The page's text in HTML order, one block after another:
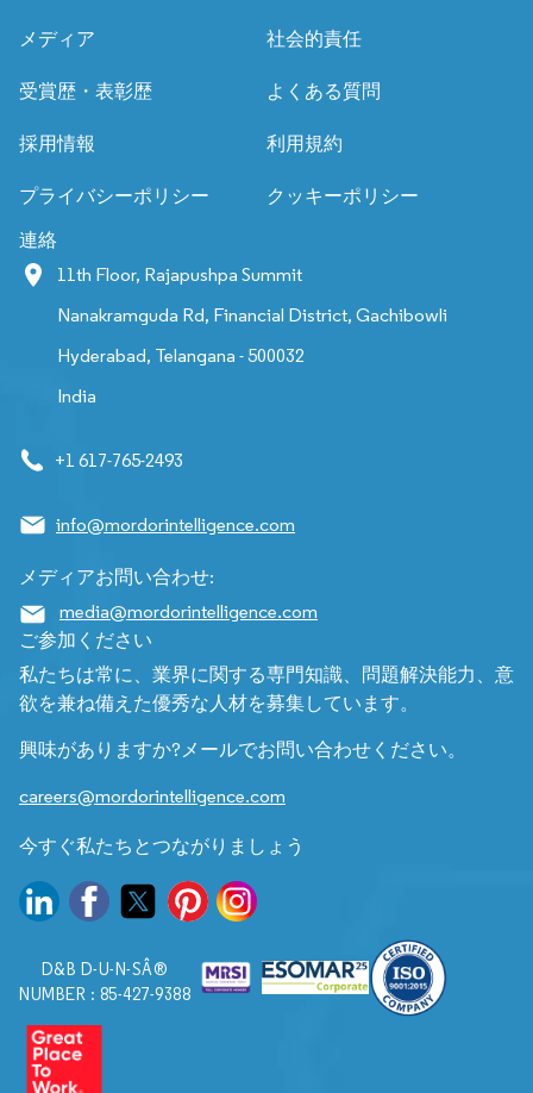
メディア 社会的責任
受賞歴・表彰歴 よくある質問
採用情報 利用規約
プライバシーポリシー クッキーポリシー
連絡
11th Floor, Rajapushpa Summit
Nanakramguda Rd, Financial District, Gachibowli
Hyderabad, Telangana - 500032
India
+1 617-765-2493
info@mordorintelligence.com
メディアお問い合わせ:
media@mordorintelligence.com
ご参加ください
私たちは常に、業界に関する専門知識、問題解決能力、意
欲を兼ね備えた優秀な人材を募集しています。
興味がありますか?メールでお問い合わせください。
careers@mordorintelligence.com
今すぐ私たちとつながりましょう
D&B D-U-N-SÂ®
NUMBER : 85-427-9388